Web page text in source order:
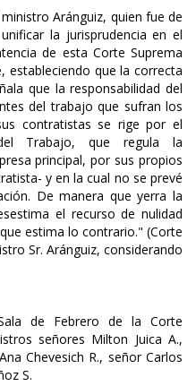
Aránguiz, quien fue de
la jurisprudencia en el
de esta Corte Suprema
estableciendo que la correcta
que la responsabilidad del
del trabajo que sufran los
contratistas se rige por el
Trabajo, que regula la
principal, por sus propios
y en la cual no se prevé
De manera que yerra la
el recurso de nulidad
estima lo contrario." (Corte
Sr. Aránguiz, considerando
de Febrero de la Corte
señores Milton Juica A.,
Chevesich R., señor Carlos
S.